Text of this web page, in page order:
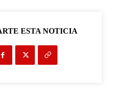
ESTA NOTICIA